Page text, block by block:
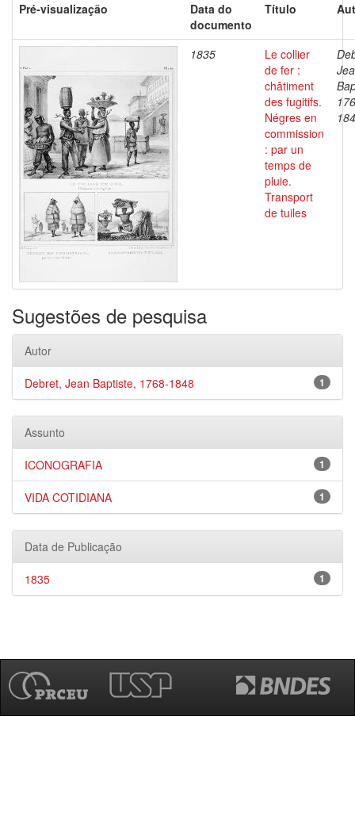
Pré-visualização
Data do
documento
Título
1835
Le collier
de fer :
châtiment
des fugitifs.
Négres en
commission
: par un
temps de
pluie.
Transport
de tuiles
Sugestões de pesquisa
Autor
1
Debret, Jean Baptiste, 1768-1848
Assunto
1
ICONOGRAFIA
1
VIDA COTIDIANA
Data de Publicação
1
1835